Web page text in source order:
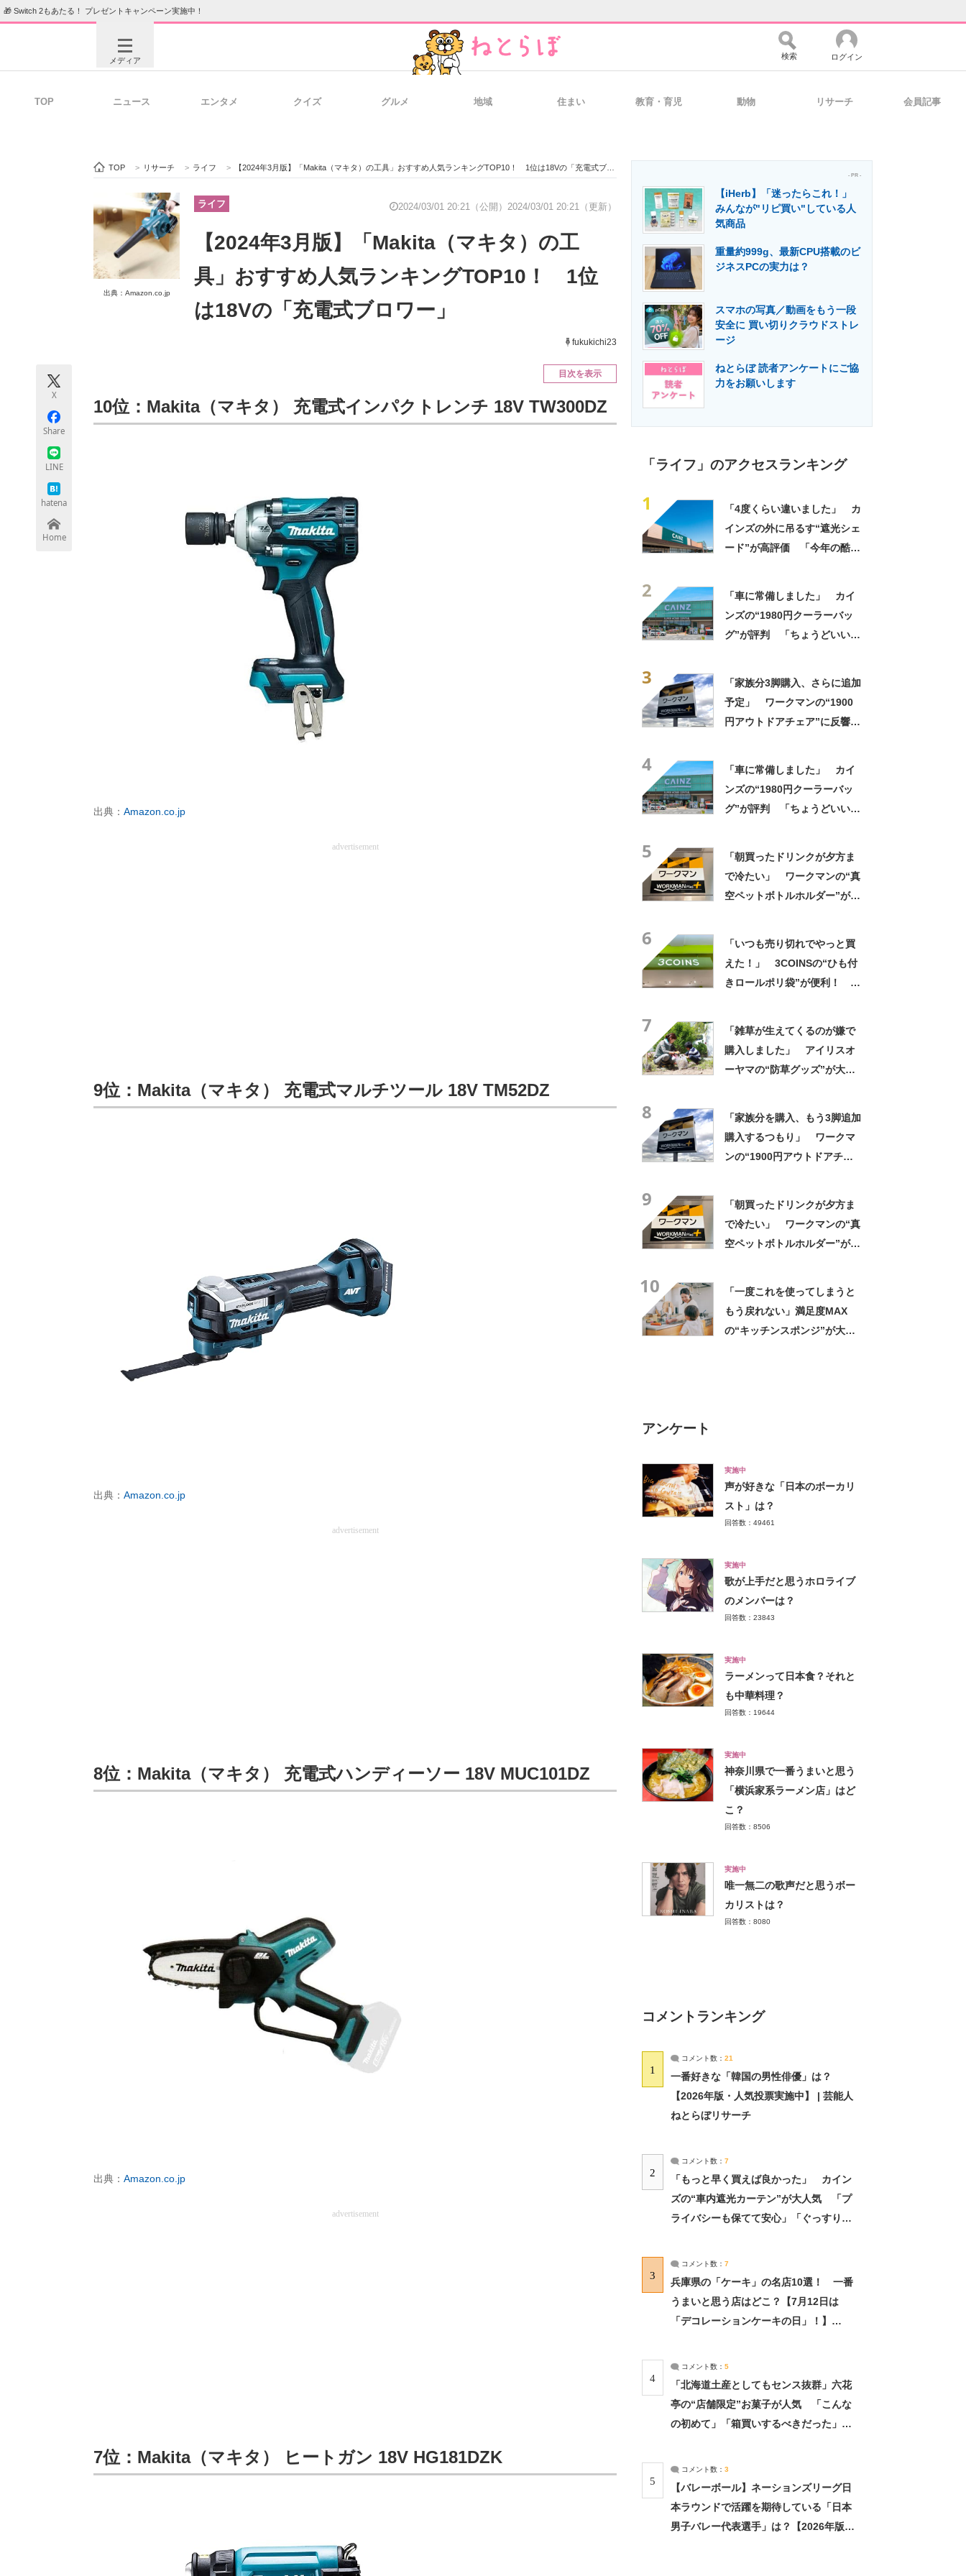
🎁 Switch 2もあたる！ プレゼントキャンペーン実施中！
メディア
ビジネスと働き方のヒント 経営リーダーのコミュニティ マーケ×ITの今がよく分かる
ITエンジニア向け専門サイト 製造業のIT導入・活用を支援
エネルギーの専門メディア 建設×テクノロジーの最前線
ちょっと気になるネットの話題
検索 ログイン
TOP ニュース エンタメ クイズ グルメ 地域 住まい 教育・育児 動物 リサーチ 会員記事
TOP > リサーチ > ライフ > 【2024年3月版】「Makita（マキタ）の工具」おすすめ人気ランキングTOP10！ 1位は18Vの「充電式ブロワー」
出典：Amazon.co.jp
ライフ 2024/03/01 20:21（公開） 2024/03/01 20:21（更新）
【2024年3月版】「Makita（マキタ）の工
具」おすすめ人気ランキングTOP10！ 1位
は18Vの「充電式ブロワー」
fukukichi23
X
Share
LINE
hatena
Home
目次を表示
10位：Makita（マキタ） 充電式インパクトレンチ 18V TW300DZ
出典： Amazon.co.jp
advertisement
9位：Makita（マキタ） 充電式マルチツール 18V TM52DZ
出典： Amazon.co.jp
advertisement
8位：Makita（マキタ） 充電式ハンディーソー 18V MUC101DZ
出典： Amazon.co.jp
advertisement
7位：Makita（マキタ） ヒートガン 18V HG181DZK
- PR -
【iHerb】「迷ったらこれ！」
みんなが"リピ買い"している人
気商品
重量約999g、最新CPU搭載のビ
ジネスPCの実力は？
スマホの写真／動画をもう一段
安全に 買い切りクラウドストレ
ージ
ねとらぼ 読者アンケートにご協
力をお願いします
「ライフ」のアクセスランキング
1
「4度くらい違いました」 カ
インズの外に吊るす“遮光シェ
ード”が高評価 「今年の酷暑
2
「車に常備しました」 カイ
ンズの“1980円クーラーバッ
グ”が評判 「ちょうどいい大
3
「家族分3脚購入、さらに追加
予定」 ワークマンの“1900
円アウトドアチェア”に反響
4
「車に常備しました」 カイ
ンズの“1980円クーラーバッ
グ”が評判 「ちょうどいい大
5
「朝買ったドリンクが夕方ま
で冷たい」 ワークマンの“真
空ペットボトルホルダー”が大
6
「いつも売り切れでやっと買
えた！」 3COINSの“ひも付
きロールポリ袋”が便利！
7
「雑草が生えてくるのが嫌で
購入しました」 アイリスオ
ーヤマの“防草グッズ”が大人
8
「家族分を購入、もう3脚追加
購入するつもり」 ワークマ
ンの“1900円アウトドアチェ
9
「朝買ったドリンクが夕方ま
で冷たい」 ワークマンの“真
空ペットボトルホルダー”が大
10
「一度これを使ってしまうと
もう戻れない」満足度MAX
の“キッチンスポンジ”が大好
アンケート
実施中
声が好きな「日本のボーカリ
スト」は？
回答数：49461
実施中
歌が上手だと思うホロライブ
のメンバーは？
回答数：23843
実施中
ラーメンって日本食？それと
も中華料理？
回答数：19644
実施中
神奈川県で一番うまいと思う
「横浜家系ラーメン店」はど
こ？
回答数：8506
実施中
唯一無二の歌声だと思うボー
カリストは？
回答数：8080
コメントランキング
1
コメント数： 21
一番好きな「韓国の男性俳優」は？
【2026年版・人気投票実施中】 | 芸能人
ねとらぼリサーチ
2
コメント数： 7
「もっと早く買えば良かった」 カイン
ズの“車内遮光カーテン”が大人気 「プ
ライバシーも保てて安心」「ぐっすり眠
3
コメント数： 7
兵庫県の「ケーキ」の名店10選！ 一番
うまいと思う店はどこ？【7月12日は
「デコレーションケーキの日」！】
4
コメント数： 5
「北海道土産としてもセンス抜群」六花
亭の“店舗限定”お菓子が人気 「こんな
の初めて」「箱買いするべきだった」
5
コメント数： 3
【バレーボール】ネーションズリーグ日
本ラウンドで活躍を期待している「日本
男子バレー代表選手」は？【2026年版・